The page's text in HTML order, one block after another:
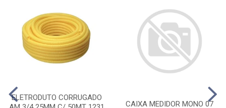
ELETRODUTO CORRUGADO
CAIXA MEDIDOR MONO 07